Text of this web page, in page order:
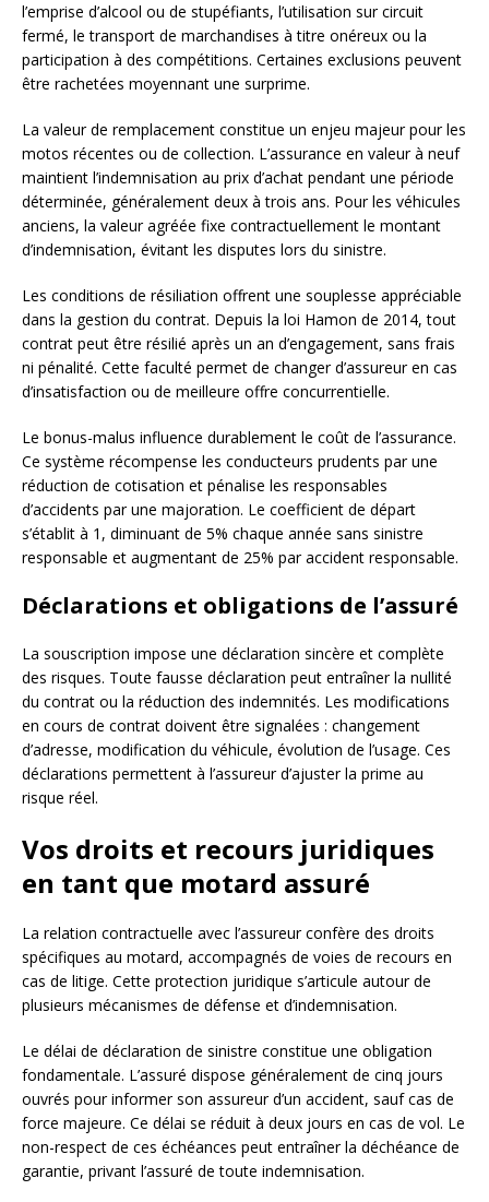
l’emprise d’alcool ou de stupéfiants, l’utilisation sur circuit
fermé, le transport de marchandises à titre onéreux ou la
participation à des compétitions. Certaines exclusions peuvent
être rachetées moyennant une surprime.
La valeur de remplacement constitue un enjeu majeur pour les
motos récentes ou de collection. L’assurance en valeur à neuf
maintient l’indemnisation au prix d’achat pendant une période
déterminée, généralement deux à trois ans. Pour les véhicules
anciens, la valeur agréée fixe contractuellement le montant
d’indemnisation, évitant les disputes lors du sinistre.
Les conditions de résiliation offrent une souplesse appréciable
dans la gestion du contrat. Depuis la loi Hamon de 2014, tout
contrat peut être résilié après un an d’engagement, sans frais
ni pénalité. Cette faculté permet de changer d’assureur en cas
d’insatisfaction ou de meilleure offre concurrentielle.
Le bonus-malus influence durablement le coût de l’assurance.
Ce système récompense les conducteurs prudents par une
réduction de cotisation et pénalise les responsables
d’accidents par une majoration. Le coefficient de départ
s’établit à 1, diminuant de 5% chaque année sans sinistre
responsable et augmentant de 25% par accident responsable.
Déclarations et obligations de l’assuré
La souscription impose une déclaration sincère et complète
des risques. Toute fausse déclaration peut entraîner la nullité
du contrat ou la réduction des indemnités. Les modifications
en cours de contrat doivent être signalées : changement
d’adresse, modification du véhicule, évolution de l’usage. Ces
déclarations permettent à l’assureur d’ajuster la prime au
risque réel.
Vos droits et recours juridiques
en tant que motard assuré
La relation contractuelle avec l’assureur confère des droits
spécifiques au motard, accompagnés de voies de recours en
cas de litige. Cette protection juridique s’articule autour de
plusieurs mécanismes de défense et d’indemnisation.
Le délai de déclaration de sinistre constitue une obligation
fondamentale. L’assuré dispose généralement de cinq jours
ouvrés pour informer son assureur d’un accident, sauf cas de
force majeure. Ce délai se réduit à deux jours en cas de vol. Le
non-respect de ces échéances peut entraîner la déchéance de
garantie, privant l’assuré de toute indemnisation.